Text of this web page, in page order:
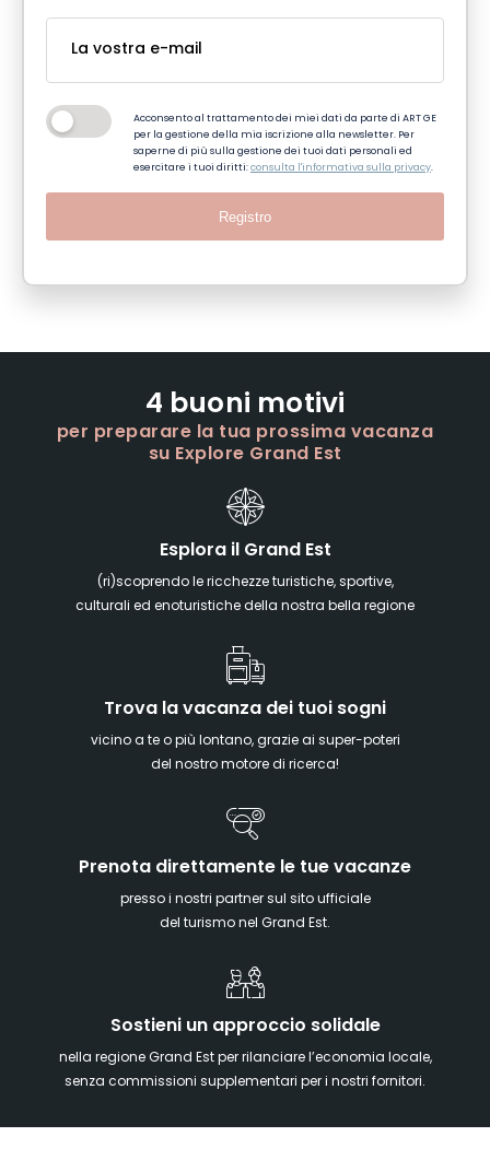
Acconsento al trattamento dei miei dati da parte di ART GE
per la gestione della mia iscrizione alla newsletter. Per
saperne di più sulla gestione dei tuoi dati personali ed
esercitare i tuoi diritti:consulta l'informativa sulla privacy.
Registro
4 buoni motivi
per preparare la tua prossima vacanza
su Explore Grand Est
Esplora il Grand Est
(ri)scoprendo le ricchezze turistiche, sportive,
culturali ed enoturistiche della nostra bella regione
Trova la vacanza dei tuoi sogni
vicino a te o più lontano, grazie ai super-poteri
del nostro motore di ricerca!
Prenota direttamente le tue vacanze
presso i nostri partner sul sito ufficiale
del turismo nel Grand Est.
Sostieni un approccio solidale
nella regione Grand Est per rilanciare l’economia locale,
senza commissioni supplementari per i nostri fornitori.